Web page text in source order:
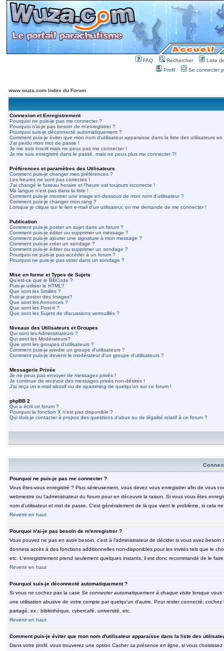
FAQ Rechercher
Liste
Profil
Se connecter
www.wuza.com Index du Forum
Connexion et Enregistrement
Pourquoi ne puis-je pas me connecter ?
Pourquoi n'ai-je pas besoin de m'enregistrer ?
Pourquoi suis-je déconnecté automatiquement ?
Comment puis-je éviter que mon nom d'utilisateur apparaisse dans la liste des utilisateurs en
J'ai perdu mon mot de passe !
Je me suis inscrit mais ne peux pas me connecter !
Je me suis enregistré dans le passé, mais ne peux plus me connecter ?!
Préférences et paramètres des Utilisateurs
Comment puis-je changer mes préférences ?
Les heures ne sont pas correctes !
J'ai changé le fuseau horaire et l'heure est toujours incorrecte !
Ma langue n'est pas dans la liste !
Comment puis-je montrer une image en-dessous de mon nom d'utilisateur ?
Comment puis-je changer mon rang ?
Lorsque je clique sur le lien e-mail d'un utilisateur, on me demande de me connecter !
Publication
Comment puis-je poster un sujet dans un forum ?
Comment puis-je éditer ou supprimer un message ?
Comment puis-je ajouter une signature à mon message ?
Comment puis-je créer un sondage ?
Comment puis-je éditer ou supprimer un sondage ?
Pourquoi ne puis-je pas accéder à un forum ?
Pourquoi ne puis-je pas voter dans un sondage ?
Mise en forme et Types de Sujets
Qu'est-ce que le BBCode ?
Puis-je utiliser le HTML?
Que sont les Smilies ?
Puis-je poster des Images?
Que sont les Annonces ?
Que sont les Post-it ?
Que sont les Sujets de discussions verrouillés ?
Niveaux des Utilisateurs et Groupes
Qui sont les Administrateurs ?
Qui sont les Modérateurs?
Que sont les groupes d'utilisateurs ?
Comment puis-je joindre un groupe d'utilisateurs ?
Comment puis-je devenir le modérateur d'un groupe d'utilisateurs ?
Messagerie Privée
Je ne peux pas envoyer de messages privés !
Je continue de recevoir des messages privés non-désirés !
J'ai reçu un e-mail abusif ou de spamming de quelqu'un sur ce forum !
phpBB 2
Qui a écrit ce forum ?
Pourquoi la fonction X n'est pas disponible ?
Qui dois-je contacter à propos des questions d'abus ou de légalité relatif à ce forum ?
Pourquoi ne puis-je pas me connecter ?
Vous êtes-vous enregistré ? Plus sérieusement, vous devez vous enregistrer afin de vous
webmestre ou l'administrateur du forum pour en découvrir la raison. Si vous vous êtes
nom d'utilisateur et mot de passe. C'est généralement de là que vient le problème, si cela
Revenir en haut
Pourquoi n'ai-je pas besoin de m'enregistrer ?
Vous pouvez ne pas en avoir besoin, c'est à l'administrateur de décider si vous avez
donnera accès à des fonctions additionnelles non-disponibles pour les invités tels que le
etc. L'enregistrement prend seulement quelques instants, il est donc recommandé de le
Revenir en haut
Pourquoi suis-je déconnecté automatiquement ?
Si vous ne cochez pas la case Se connecter automatiquement à chaque visitelorsque vous
une utilisation abusive de votre compte par quelqu'un d'autre. Pour rester connecté,
partagé, ex : bibliothèque, cybercafé, université, etc.
Revenir en haut
Comment puis-je éviter que mon nom d'utilisateur apparaisse dans la liste des
Dans votre profil, vous trouverez une option Cacher sa présence en ligne, si vous choisissez